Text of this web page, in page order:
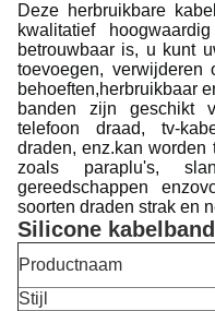
Deze herbruikbare
kwalitatief
betrouwbaar is, u kunt
toevoegen, verwijderen
behoeften,herbruikbaar
banden zijn geschikt
telefoon draad, tv-
draden, enz.kan worden
zoals paraplu's,
gereedschappen
soorten draden strak en
Silicone
Productnaam
Stijl